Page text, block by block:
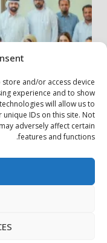
and/or access device
experience and to show
will allow us to
IDs on this site. Not
adversely affect certain
features and functions.
أخبار المجتمع مجتمعي
الشارقة لإدارة الأصول
بيان الخصوصية
|DarkNews